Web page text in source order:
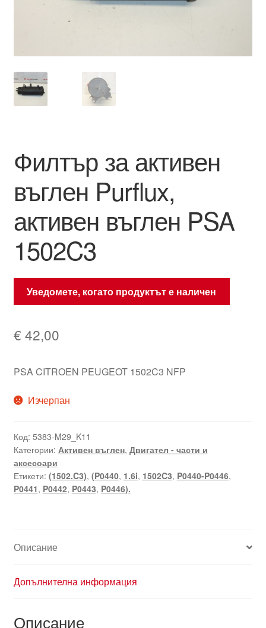
Правила и условия
Транспорт
Филтър за активен
въглен Purflux,
активен въглен PSA
1502C3
Уведомете, когато продуктът е наличен
€ 42,00
PSA CITROEN PEUGEOT 1502C3 NFP
Изчерпан
Код: 5383-M29_K11
Категории: Активен въглен, Двигател - части и
аксесоари
Етикети: (1502.C3), (P0440, 1.6i, 1502C3, P0440-P0446,
P0441, P0442, P0443, P0446).
Описание
Допълнителна информация
Описание